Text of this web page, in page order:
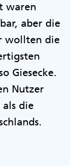
waren
aber die
wollten die
Giesecke.
Nutzer
die